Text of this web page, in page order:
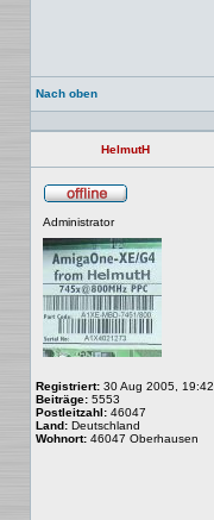
Nach oben
HelmutH
Administrator
Registriert: 30 Aug 2005, 19:42
Beiträge: 5553
Postleitzahl: 46047
Land: Deutschland
Wohnort: 46047 Oberhausen